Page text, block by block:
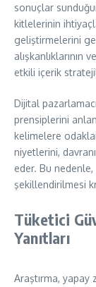
sonuçlar
kitlelerinin
geliştirmelerini
etkili içerik
Dijital
prensiplerini
kelimelere
niyetlerini,
eder. Bu
şekillendirilmesi
Tüketici
Yanıtları
Araştırma, yapay